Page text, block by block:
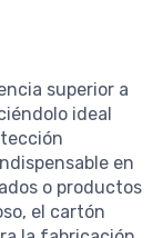
superior a
ideal
en
o productos
el cartón